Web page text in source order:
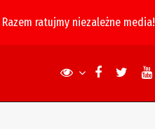
ratujmy niezależne media!